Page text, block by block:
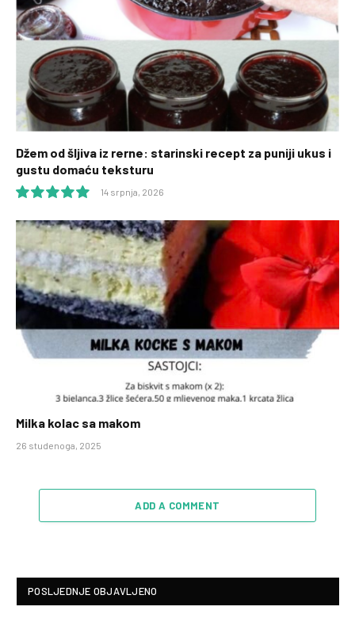
Džem od šljiva iz rerne: starinski recept za puniji ukus i
gustu domaću teksturu
10.0
14 srpnja, 2026
Milka kolac sa makom
26 studenoga, 2025
ADD A COMMENT
POSLJEDNJE OBJAVLJENO